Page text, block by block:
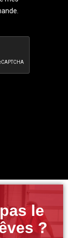
le
?